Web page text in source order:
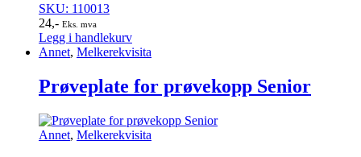
SKU: 110013
24,- Eks. mva
Legg i handlekurv
Annet, Melkerekvisita
Prøveplate for prøvekopp Senior
Annet, Melkerekvisita